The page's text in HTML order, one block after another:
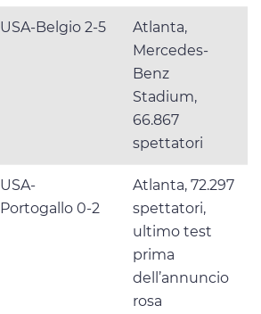
USA-Belgio 2-5
Atlanta,
Mercedes-
Benz
Stadium,
66.867
spettatori
USA-
Portogallo 0-2
Atlanta, 72.297
spettatori,
ultimo test
prima
dell’annuncio
rosa